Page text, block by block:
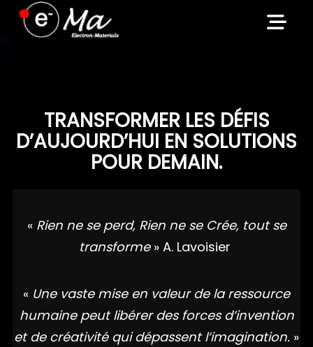
Skip
TRANSFORMER LES DÉFIS
D’AUJOURD’HUI EN SOLUTIONS
POUR DEMAIN.
« Rien ne se perd, Rien ne se Crée, tout se
transforme » A. Lavoisier
« Une vaste mise en valeur de la ressource
humaine peut libérer des forces d’invention
et de créativité qui dépassent l’imagination. »